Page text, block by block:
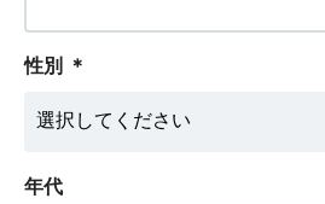
性別 ＊
年代